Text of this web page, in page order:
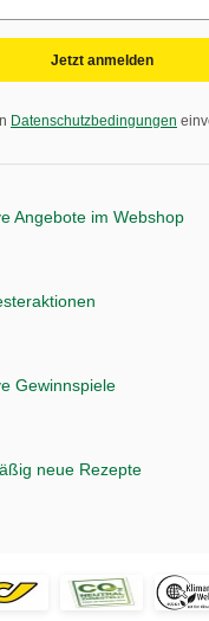
Jetzt anmelden
Datenschutzbedingungen
Angebote im Webshop
Gewinnspiele
neue Rezepte